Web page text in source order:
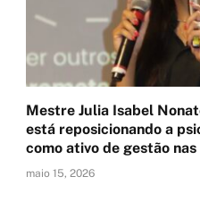
Mestre Julia Isabel
está reposicionando a
como ativo de gestão
maio 15, 2026